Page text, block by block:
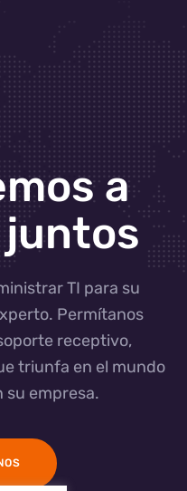
a
TI para su
Permítanos
receptivo,
triunfa en el mundo
su empresa.